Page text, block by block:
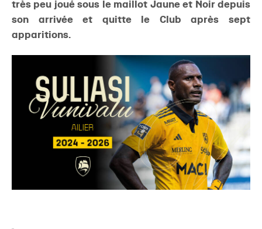
très peu joué sous le maillot Jaune et Noir depuis
son arrivée et quitte le Club après sept
apparitions.